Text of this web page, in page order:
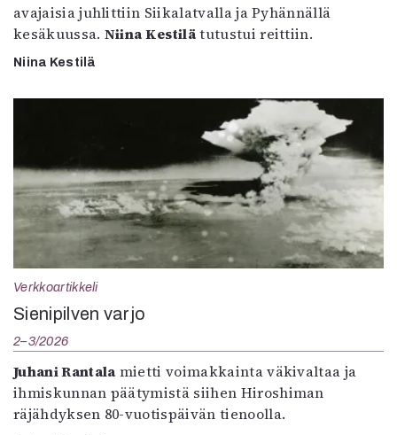
avajaisia juhlittiin Siikalatvalla ja Pyhännällä
kesäkuussa. Niina Kestilätutustui reittiin.
Niina Kestilä
Verkkoartikkeli
Sienipilven varjo
2–3/2026
Juhani Rantala mietti voimakkainta väkivaltaa ja
ihmiskunnan päätymistä siihen Hiroshiman
räjähdyksen 80-vuotispäivän tienoolla.